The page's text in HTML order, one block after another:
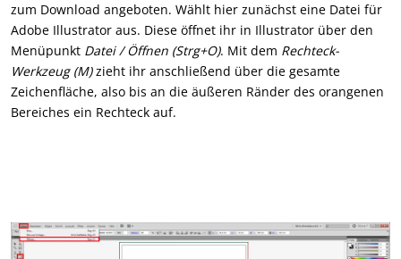
zum Download angeboten. Wählt hier zunächst eine Datei für
Adobe Illustrator aus. Diese öffnet ihr in Illustrator über den
Menüpunkt Datei / Öffnen (Strg+O). Mit dem Rechteck-
Werkzeug (M)zieht ihr anschließend über die gesamte
Zeichenfläche, also bis an die äußeren Ränder des orangenen
Bereiches ein Rechteck auf.